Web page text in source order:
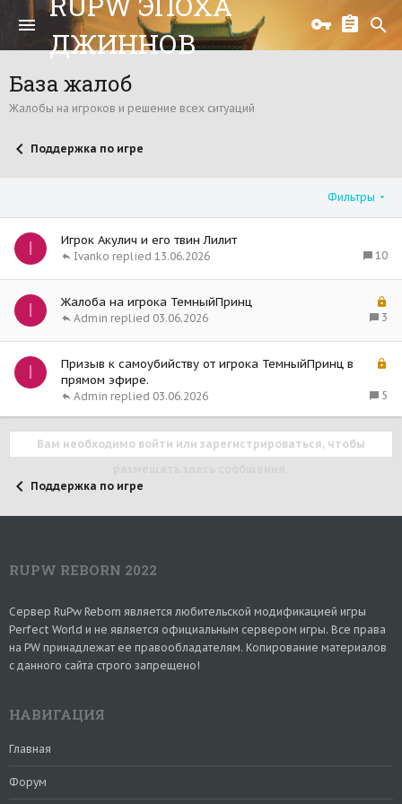
ДЖИННОВ
База жалоб
Жалобы на игроков и решение всех ситуаций
Поддержка по игре
Фильтры
I Игрок Акулич и его твин Лилит
10
13.06.2026
Ivanko
I Жалоба на игрока ТемныйПринц
3
03.06.2026
Admin
I
о
Призыв к самоубийству от игрока ТемныйПринц в
прямом эфире.
5
03.06.2026
Admin
Вам необходимо войти или зарегистрироваться, чтобы
Поддержка по игре
RUPW REBORN 2022
Сервер RuPw Reborn является любительской модификацией игры
Perfect World и не является официальным сервером игры. Все права
на PW принадлежат ее правообладателям. Копирование материалов
с данного сайта строго запрещено!
НАВИГАЦИЯ
Главная
Форум